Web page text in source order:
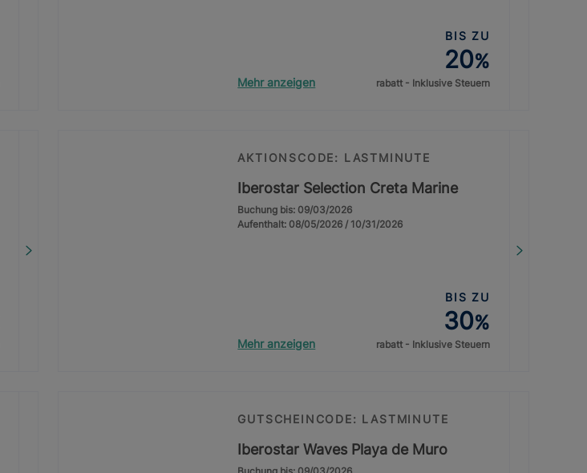
Mehr anzeigen
BIS ZU
20%
rabatt - Inklusive Steuern
AKTIONSCODE: LASTMINUTE
Iberostar Selection Creta Marine
Buchung bis: 09/03/2026
Aufenthalt: 08/05/2026 / 10/31/2026
Mehr anzeigen
BIS ZU
30%
rabatt - Inklusive Steuern
GUTSCHEINCODE: LASTMINUTE
Iberostar Waves Playa de Muro